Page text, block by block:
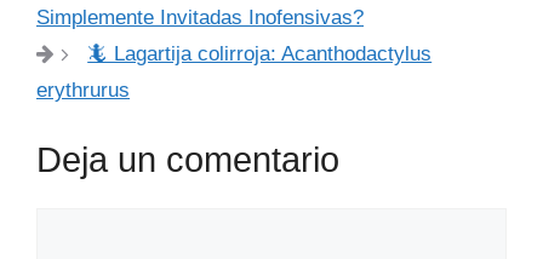
Simplemente Invitadas Inofensivas?
🦎 Lagartija colirroja: Acanthodactylus
erythrurus
Deja un comentario